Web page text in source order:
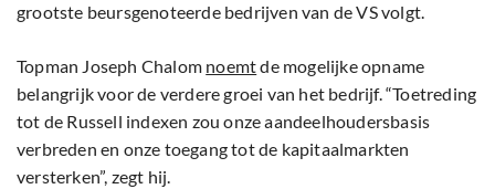
grootste beursgenoteerde bedrijven van de VS volgt.
Topman Joseph Chalom noemtde mogelijke opname
belangrijk voor de verdere groei van het bedrijf. “Toetreding
tot de Russell indexen zou onze aandeelhoudersbasis
verbreden en onze toegang tot de kapitaalmarkten
versterken”, zegt hij.